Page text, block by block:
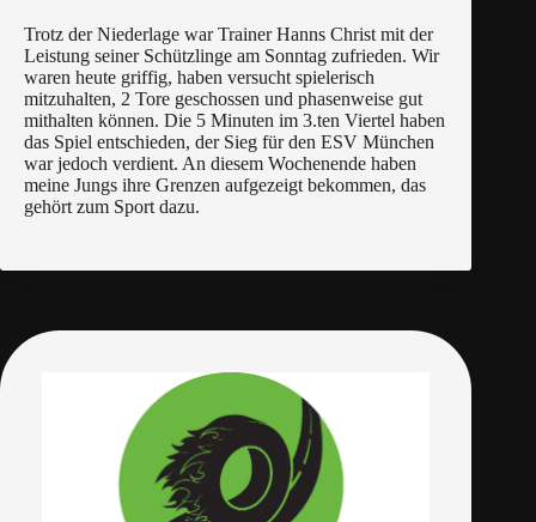
Trotz der Niederlage war Trainer Hanns Christ mit der
Leistung seiner Schützlinge am Sonntag zufrieden. Wir
waren heute griffig, haben versucht spielerisch
mitzuhalten, 2 Tore geschossen und phasenweise gut
mithalten können. Die 5 Minuten im 3.ten Viertel haben
das Spiel entschieden, der Sieg für den ESV München
war jedoch verdient. An diesem Wochenende haben
meine Jungs ihre Grenzen aufgezeigt bekommen, das
gehört zum Sport dazu.